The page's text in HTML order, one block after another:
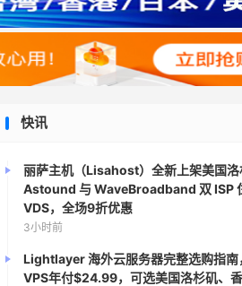
快讯
丽萨主机（Lisahost）全新上架美国洛
Astound 与 WaveBroadband 双 ISP
VDS，全场9折优惠
3小时前
Lightlayer 海外云服务器完整选购指南
VPS年付$24.99，可选美国洛杉矶、